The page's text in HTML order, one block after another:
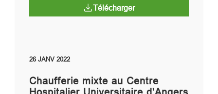
Télécharger
26 JANV 2022
Chaufferie mixte au Centre